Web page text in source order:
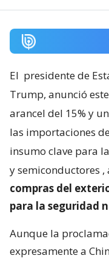
El presidente de
Trump, anunció
arancel del 15% y
las importaciones
insumo clave para
y semiconductores ,
compras del
para la seguridad
Aunque la
expresamente a